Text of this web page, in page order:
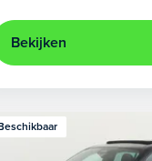
Bekijken